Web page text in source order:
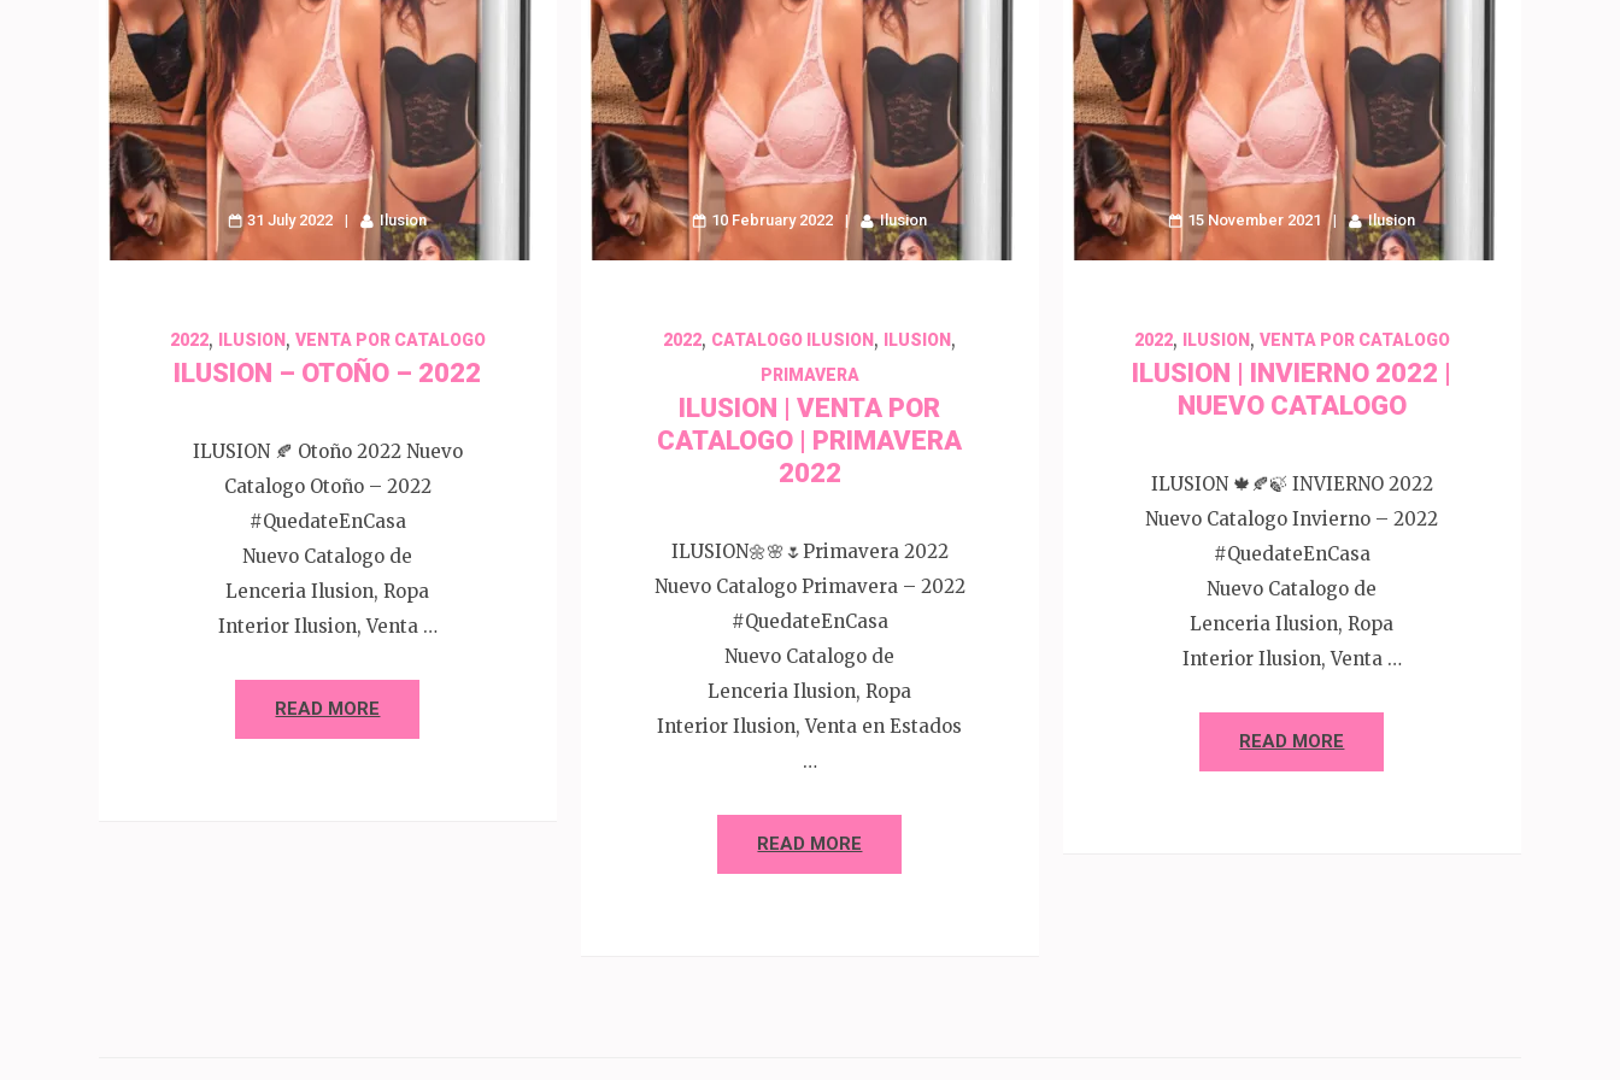
31 July 2022 Ilusion
2022, ILUSION, VENTA POR CATALOGO
ILUSION – OTOÑO – 2022
ILUSION 🍂 Otoño 2022 Nuevo
Catalogo Otoño – 2022
#QuedateEnCasa
Nuevo Catalogo de
Lenceria Ilusion, Ropa
Interior Ilusion, Venta …
READ MORE
10 February 2022 Ilusion
2022, CATALOGO ILUSION , ILUSION ,
PRIMAVERA
ILUSION | VENTA POR
CATALOGO | PRIMAVERA
2022
ILUSION🌼🌸🌷Primavera 2022
Nuevo Catalogo Primavera – 2022
#QuedateEnCasa
Nuevo Catalogo de
Lenceria Ilusion, Ropa
Interior Ilusion, Venta en Estados
…
READ MORE
15 November 2021 Ilusion
2022, ILUSION, VENTA POR CATALOGO
ILUSION | INVIERNO 2022 |
NUEVO CATALOGO
ILUSION 🍁🍂🍃 INVIERNO 2022
Nuevo Catalogo Invierno – 2022
#QuedateEnCasa
Nuevo Catalogo de
Lenceria Ilusion, Ropa
Interior Ilusion, Venta …
READ MORE